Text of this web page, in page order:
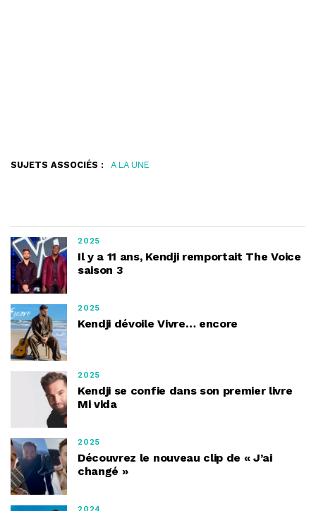
SUJETS ASSOCIÉS : A LA UNE
2025
Il y a 11 ans, Kendji remportait The Voice
saison 3
2025
Kendji dévoile Vivre… encore
2025
Kendji se confie dans son premier livre
Mi vida
2025
Découvrez le nouveau clip de « J’ai
changé »
2024